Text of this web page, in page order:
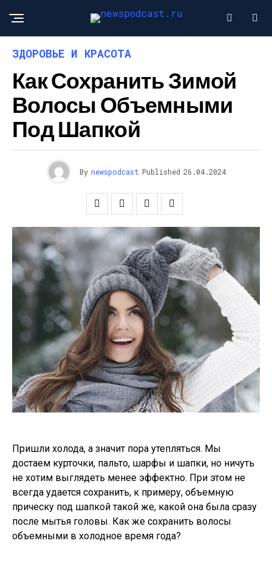
ЗДОРОВЬЕ И КРАСОТА
Как Сохранить Зимой
Волосы Объемными
Под Шапкой
By newspodcast Published 26.04.2024
Пришли холода, а значит пора утепляться. Мы
достаем курточки, пальто, шарфы и шапки, но ничуть
не хотим выглядеть менее эффектно. При этом не
всегда удается сохранить, к примеру, объемную
прическу под шапкой такой же, какой она была сразу
после мытья головы. Как же сохранить волосы
объемными в холодное время года?